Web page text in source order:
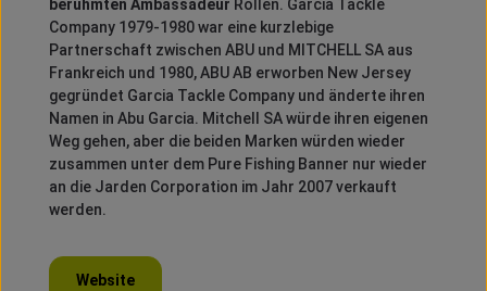
berühmten Ambassadeur Rollen. Garcia Tackle
Company 1979-1980 war eine kurzlebige
Partnerschaft zwischen ABU und MITCHELL SA aus
Frankreich und 1980, ABU AB erworben New Jersey
gegründet Garcia Tackle Company und änderte ihren
Namen in Abu Garcia. Mitchell SA würde ihren eigenen
Weg gehen, aber die beiden Marken würden wieder
zusammen unter dem Pure Fishing Banner nur wieder
an die Jarden Corporation im Jahr 2007 verkauft
werden.
Website